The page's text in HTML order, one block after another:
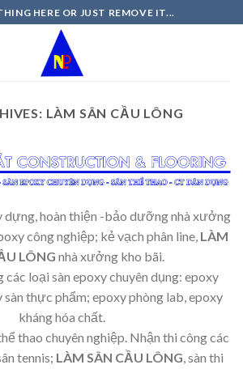
HERE OR JUST REMOVE IT...
LÀM SÂN CẦU LÔNG
dựng, hoàn thiện -bảo dưỡng nhà xưởng
công nghiệp; kẻ vạch phân line, LÀM
LÔNG nhà xưởng kho bãi.
các loại sàn epoxy chuyên dụng: epoxy
sàn thực phẩm; epoxy phòng lab, epoxy
kháng hóa chất.
thao chuyên nghiệp. Nhận thi công các
tennis; LÀM SÂN CẦU LÔNG, sàn thi